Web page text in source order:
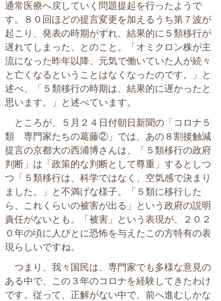
通常医療へ戻していく問題提起を行ったようで
す。８０回ほどの提言変更を加えるうち第７波が
起こり、発表の時期がずれ、結果的に５類移行が
遅れてしまった、とのこと。「オミクロン株が主
流になった昨年以降、元気で働いていた人が続々
と亡くなるということはなくなったのです。」と
述べ、「５類移行の時期は、結果的に遅かったと
思います。」と述べています。
ところが、５月２４日付朝日新聞の「コロナ５
類 専門家たちの葛藤②」では、あの８割接触減
提言の京都大の西浦博さんは、「５類移行の政府
判断」は「政策的な判断として尊重」するとしつ
つ「５類移行は、科学ではなく、空気感で決まり
ました。」と不満げな様子。「５類に移行した
ら、これくらいの被害が出る」という政府の説明
責任がないとも。「被害」という表現が、２０２
０年の頃に人びとに恐怖を与えたこの方特有の表
現らしいですね。
つまり、我々国民は、専門家でも多様な意見の
ある中で、この３年のコロナを経験してきたわけ
です。従って、正解がない中で、前へ進むしかな